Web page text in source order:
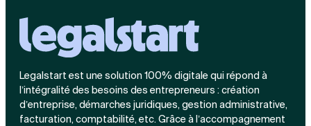
Legalstart est une solution 100% digitale qui répond à
l’intégralité des besoins des entrepreneurs : création
d’entreprise, démarches juridiques, gestion administrative,
facturation, comptabilité, etc. Grâce à l’accompagnement